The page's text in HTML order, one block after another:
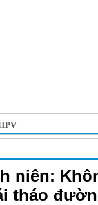
niên:
tháo